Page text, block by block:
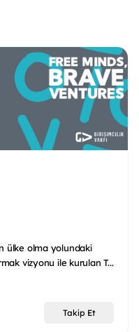
ülke olma yolundaki
vizyonu ile kurulan T...
Takip Et